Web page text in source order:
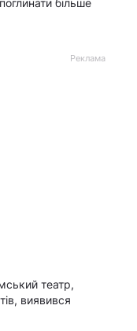
більше
Реклама
театр,
виявився